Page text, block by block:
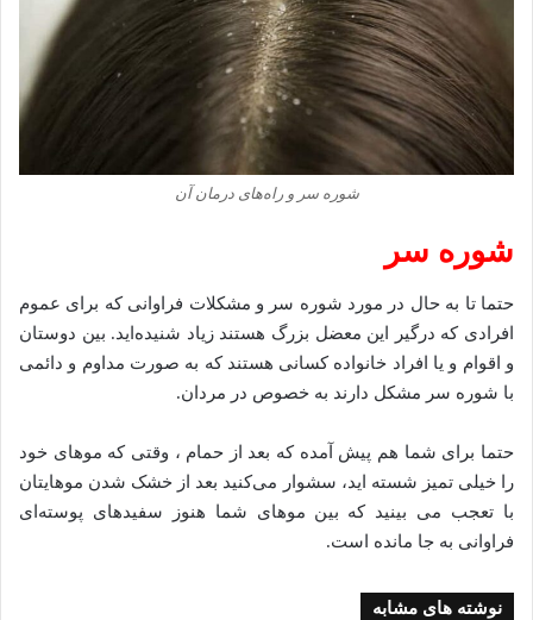
شوره سر و راه‌های درمان آن
شوره سر
حتما تا به حال در مورد شوره سر و مشکلات فراوانی که برای عموم
افرادی که درگیر این معضل بزرگ هستند زیاد شنیده‌اید. بین دوستان
و اقوام و یا افراد خانواده کسانی هستند که به صورت مداوم و دائمی
با شوره سر مشکل دارند به خصوص در مردان.
حتما برای شما هم پیش آمده که بعد از حمام ، وقتی که موهای خود
را خیلی تمیز شسته اید، سشوار می‌کنید بعد از خشک شدن موهایتان
با تعجب می بینید که بین موهای شما هنوز سفیدهای پوسته‌ای
فراوانی به جا مانده است.
نوشته های مشابه